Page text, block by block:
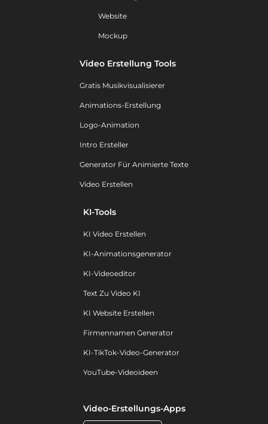
Website
Mockup
Video Erstellung Tools
Gratis Musikvisualisierer
Animations-Erstellung
Logo-Animation
Intro Ersteller
Generator Für Animierte Texte
Video Erstellen
KI-Tools
KI Video Erstellen
KI-Animationsgenerator
KI-Videoeditor
Text Zu Video KI
KI Website Erstellen
Firmennamen Generator
KI-TikTok-Video-Generator
YouTube-Videoideen
Video-Erstellungs-Apps